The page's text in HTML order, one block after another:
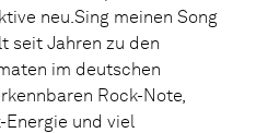
neu.Sing meinen Song
seit Jahren zu den
im deutschen
Rock-Note,
und viel